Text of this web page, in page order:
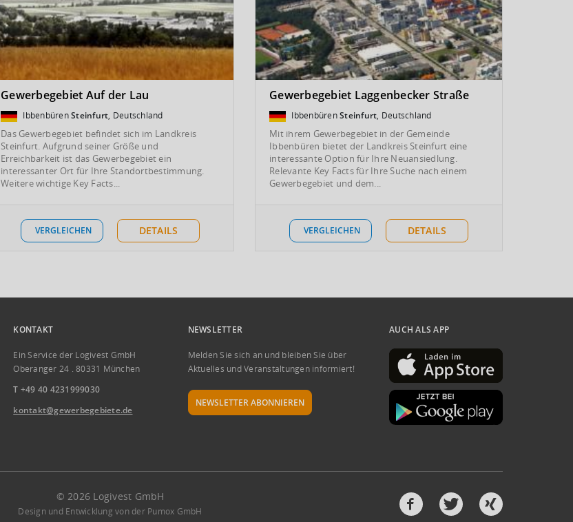
Gewerbegebiet Auf der Lau
IbbenbürenSteinfurt, Deutschland
Das Gewerbegebiet befindet sich im Landkreis
Steinfurt. Aufgrund seiner Größe und
Erreichbarkeit ist das Gewerbegebiet ein
interessanter Ort für Ihre Standortbestimmung.
Weitere wichtige Key Facts...
VERGLEICHEN DETAILS
Gewerbegebiet Laggenbecker Straße
IbbenbürenSteinfurt, Deutschland
Mit ihrem Gewerbegebiet in der Gemeinde
Ibbenbüren bietet der Landkreis Steinfurt eine
interessante Option für Ihre Neuansiedlung.
Relevante Key Facts für Ihre Suche nach einem
Gewerbegebiet und dem...
VERGLEICHEN DETAILS
KONTAKT
Ein Service der Logivest GmbH
Oberanger 24 . 80331 München
T +49 40 4231999030
kontakt@gewerbegebiete.de
NEWSLETTER
Melden Sie sich an und bleiben Sie über
Aktuelles und Veranstaltungen informiert!
NEWSLETTER ABONNIEREN
AUCH ALS APP
© 2026 Logivest GmbH
Design und Entwicklung von der Pumox GmbH